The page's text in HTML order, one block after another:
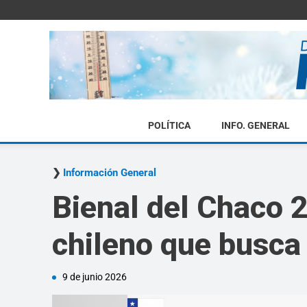
POLÍTICA INFO. GENERAL
Información General
Bienal del Chaco
chileno que
9 de junio 2026